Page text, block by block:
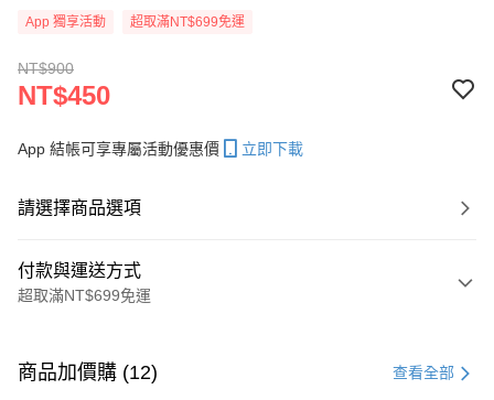
App 獨享活動 超取滿NT$699免運
NT$900
NT$450
App 結帳可享專屬活動優惠價 立即下載
請選擇商品選項
付款與運送方式
超取滿NT$699免運
信用卡一次付款
商品加價購 (12) 查看全部